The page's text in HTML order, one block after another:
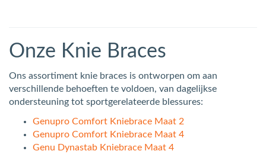
Onze Knie Braces
Ons assortiment knie braces is ontworpen om aan
verschillende behoeften te voldoen, van dagelijkse
ondersteuning tot sportgerelateerde blessures:
Genupro Comfort Kniebrace Maat 2
Genupro Comfort Kniebrace Maat 4
Genu Dynastab Kniebrace Maat 4